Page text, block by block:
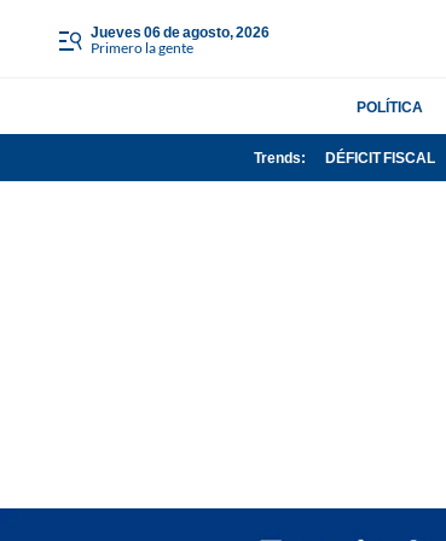
jueves 06 de agosto, 2026
Primero la gente
POLÍTICA
Trends: DÉFICIT FISCAL